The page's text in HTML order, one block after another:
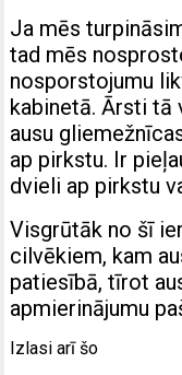
Ja mēs
tad mēs
nosporstojumu
kabinetā. Ārsti tā
ausu
ap pirkstu. Ir
dvieli ap pirkstu
Visgrūtāk no šī
cilvēkiem, kam
patiesībā, tīrot
apmierinājumu
Izlasi arī šo